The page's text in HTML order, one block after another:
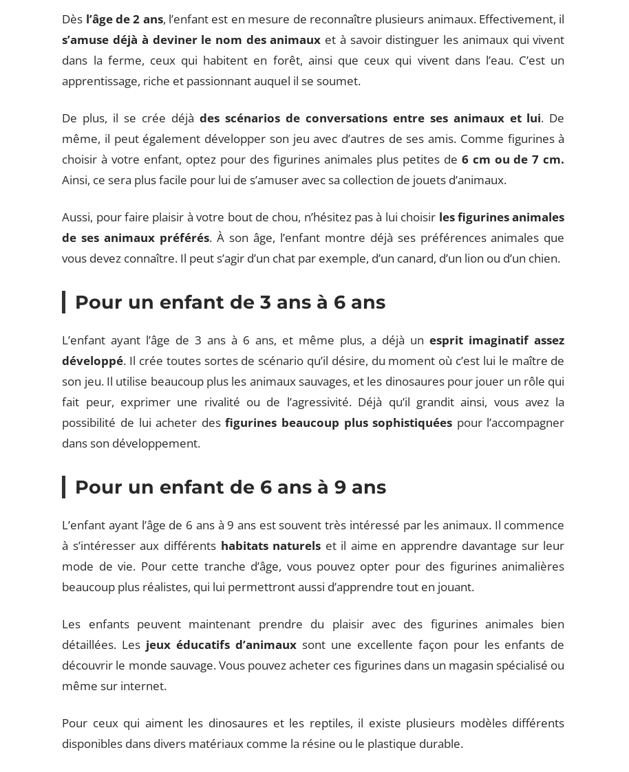
Dès l’âge de 2 ans, l’enfant est en mesure de reconnaître plusieurs animaux. Effectivement, il
s’amuse déjà à deviner le nom des animaux et à savoir distinguer les animaux qui vivent
dans la ferme, ceux qui habitent en forêt, ainsi que ceux qui vivent dans l’eau. C’est un
apprentissage, riche et passionnant auquel il se soumet.
De plus, il se crée déjà des scénarios de conversations entre ses animaux et lui. De
même, il peut également développer son jeu avec d’autres de ses amis. Comme figurines à
choisir à votre enfant, optez pour des figurines animales plus petites de 6 cm ou de 7 cm.
Ainsi, ce sera plus facile pour lui de s’amuser avec sa collection de jouets d’animaux.
Aussi, pour faire plaisir à votre bout de chou, n’hésitez pas à lui choisir les figurines animales
de ses animaux préférés. À son âge, l’enfant montre déjà ses préférences animales que
vous devez connaître. Il peut s’agir d’un chat par exemple, d’un canard, d’un lion ou d’un chien.
Pour un enfant de 3 ans à 6 ans
L’enfant ayant l’âge de 3 ans à 6 ans, et même plus, a déjà unesprit imaginatif assez
développé. Il crée toutes sortes de scénario qu’il désire, du moment où c’est lui le maître de
son jeu. Il utilise beaucoup plus les animaux sauvages, et les dinosaures pour jouer un rôle qui
fait peur, exprimer une rivalité ou de l’agressivité. Déjà qu’il grandit ainsi, vous avez la
possibilité de lui acheter desfigurines beaucoup plus sophistiquées pour l’accompagner
dans son développement.
Pour un enfant de 6 ans à 9 ans
L’enfant ayant l’âge de 6 ans à 9 ans est souvent très intéressé par les animaux. Il commence
à s’intéresser aux différents habitats naturels et il aime en apprendre davantage sur leur
mode de vie. Pour cette tranche d’âge, vous pouvez opter pour des figurines animalières
beaucoup plus réalistes, qui lui permettront aussi d’apprendre tout en jouant.
Les enfants peuvent maintenant prendre du plaisir avec des figurines animales bien
détaillées. Les jeux éducatifs d’animaux sont une excellente façon pour les enfants de
découvrir le monde sauvage. Vous pouvez acheter ces figurines dans un magasin spécialisé ou
même sur internet.
Pour ceux qui aiment les dinosaures et les reptiles, il existe plusieurs modèles différents
disponibles dans divers matériaux comme la résine ou le plastique durable.